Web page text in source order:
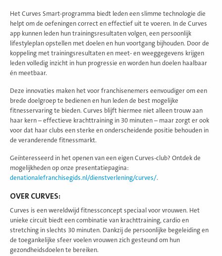
Het Curves Smart-programma biedt leden een slimme technologie die
helpt om de oefeningen correct en effectief uit te voeren. In de Curves
app kunnen leden hun trainingsresultaten volgen, een persoonlijk
lifestyleplan opstellen met doelen en hun voortgang bijhouden. Door de
koppeling met trainingsresultaten en meet- en weeggegevens krijgen
leden volledig inzicht in hun progressie en worden hun doelen haalbaar
én meetbaar.
Deze innovaties maken het voor franchisenemers eenvoudiger om een
brede doelgroep te bedienen en hun leden de best mogelijke
fitnesservaring te bieden. Curves blijft hiermee niet alleen trouw aan
haar kern – effectieve krachttraining in 30 minuten – maar zorgt er ook
voor dat haar clubs een sterke en onderscheidende positie behouden in
de veranderende fitnessmarkt.
Geïnteresseerd in het openen van een eigen Curves-club? Ontdek de
mogelijkheden op onze presentatiepagina:
denationalefranchisegids.nl/dienstverlening/curves/.
OVER CURVES:
Curves is een wereldwijd fitnessconcept speciaal voor vrouwen. Het
unieke circuit biedt een combinatie van krachttraining, cardio en
stretching in slechts 30 minuten. Dankzij de persoonlijke begeleiding en
de toegankelijke sfeer voelen vrouwen zich gesteund om hun
gezondheidsdoelen te bereiken.